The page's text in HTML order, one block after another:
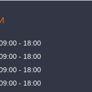
18:00
18:00
18:00
18:00